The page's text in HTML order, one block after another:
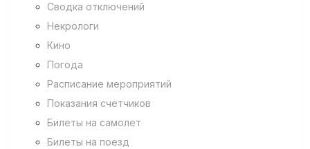
Сводка отключений
Некрологи
Кино
Погода
Расписание мероприятий
Показания счетчиков
Билеты на самолет
Билеты на поезд